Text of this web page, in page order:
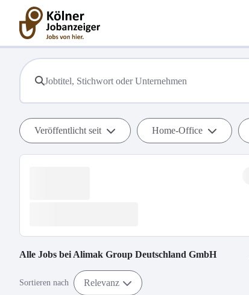
Veröffentlicht seit Home-Office
Alle Jobs bei Alimak Group Deutschland GmbH
Sortieren nach Relevanz